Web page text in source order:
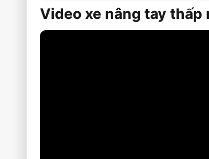
Video xe nâng tay thấp